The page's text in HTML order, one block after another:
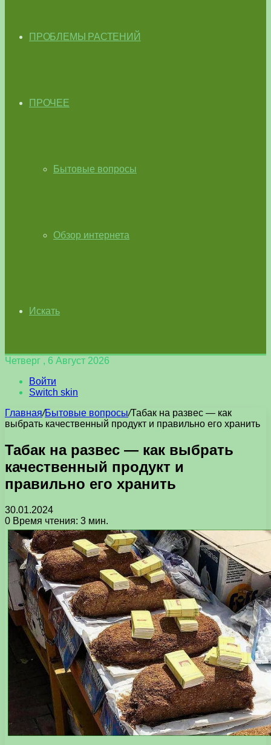
ПРОБЛЕМЫ РАСТЕНИЙ
ПРОЧЕЕ
Бытовые вопросы
Обзор интернета
Искать
Четверг , 6 Август 2026
Войти
Switch skin
Главная/Бытовые вопросы/Табак на развес — как
выбрать качественный продукт и правильно его хранить
Табак на развес — как выбрать
качественный продукт и
правильно его хранить
30.01.2024
0 Время чтения: 3 мин.